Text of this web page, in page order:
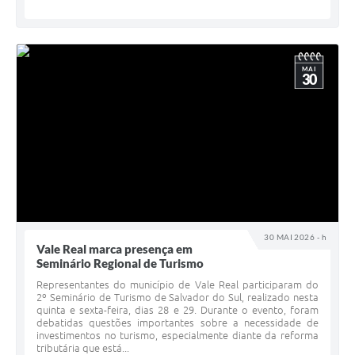
30 MAI 2026 - h
MAI
30
Vale Real marca presença em
Seminário Regional de Turismo
Representantes do município de Vale Real participaram do
2º Seminário de Turismo de Salvador do Sul, realizado nesta
quinta e sexta-feira, dias 28 e 29. Durante o evento, foram
debatidas questões importantes sobre a necessidade de
investimentos no turismo, especialmente diante da reforma
tributária que está...